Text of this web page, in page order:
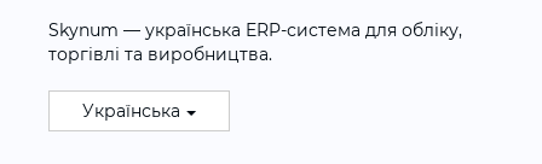
Skynum — українська ERP-система для обліку,
торгівлі та виробництва.
Українська